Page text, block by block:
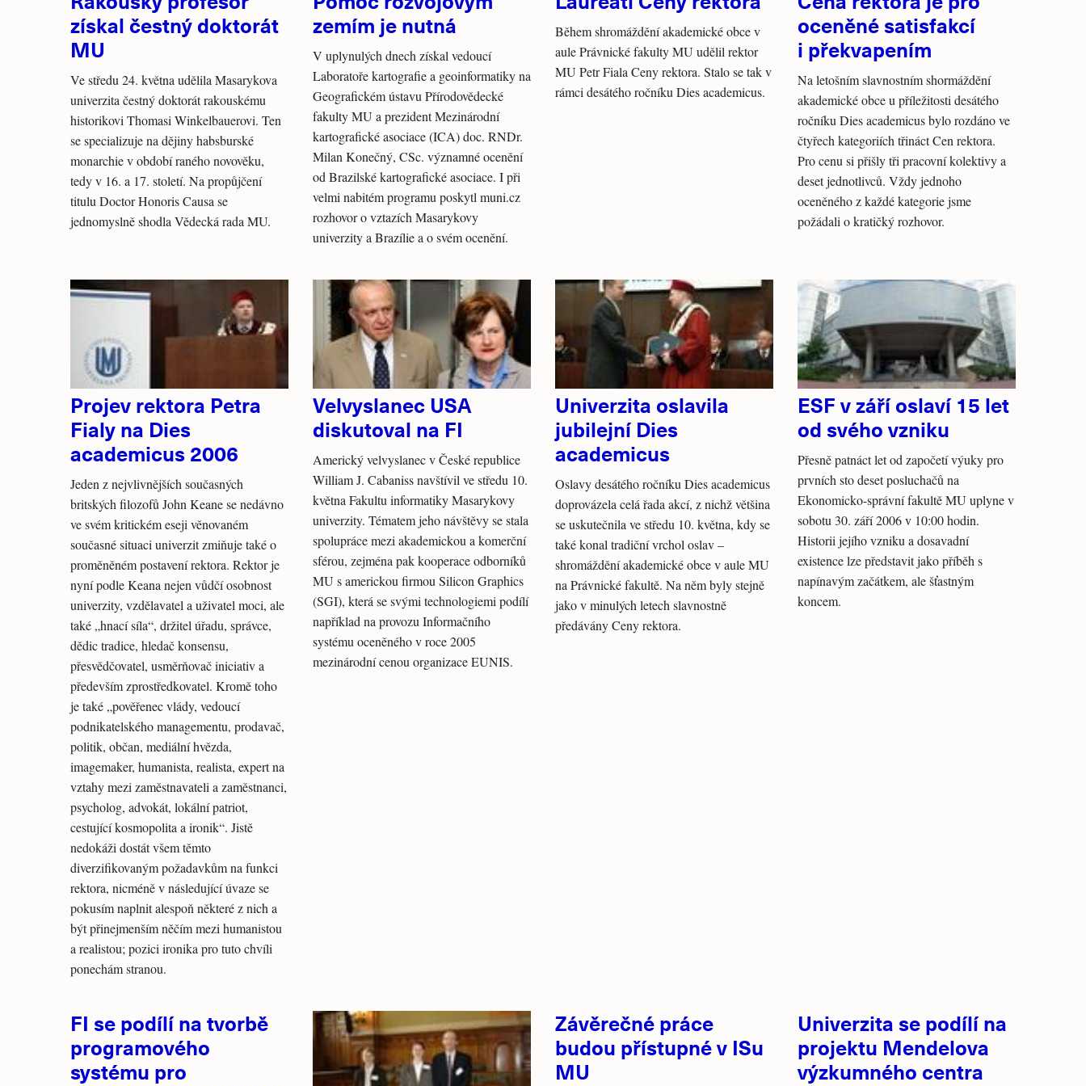
získal čestný doktorát
MU
Ve středu 24. května udělila Masarykova
univerzita čestný doktorát rakouskému
historikovi Thomasi Winkelbauerovi. Ten
se specializuje na dějiny habsburské
monarchie v období raného novověku,
tedy v 16. a 17. století. Na propůjčení
titulu Doctor Honoris Causa se
jednomyslně shodla Vědecká rada MU.
zemím je nutná
V uplynulých dnech získal vedoucí
Laboratoře kartografie a geoinformatiky na
Geografickém ústavu Přírodovědecké
fakulty MU a prezident Mezinárodní
kartografické asociace (ICA) doc. RNDr.
Milan Konečný, CSc. významné ocenění
od Brazilské kartografické asociace. I při
velmi nabitém programu poskytl muni.cz
rozhovor o vztazích Masarykovy
univerzity a Brazílie a o svém ocenění.
Během shromáždění akademické obce v
aule Právnické fakulty MU udělil rektor
MU Petr Fiala Ceny rektora. Stalo se tak v
rámci desátého ročníku Dies academicus.
oceněné satisfakcí
i překvapením
Na letošním slavnostním shormáždění
akademické obce u příležitosti desátého
ročníku Dies academicus bylo rozdáno ve
čtyřech kategoriích třináct Cen rektora.
Pro cenu si přišly tři pracovní kolektivy a
deset jednotlivců. Vždy jednoho
oceněného z každé kategorie jsme
požádali o kratičký rozhovor.
Projev rektora Petra
Fialy na Dies
academicus 2006
Jeden z nejvlivnějších současných
britských filozofů John Keane se nedávno
ve svém kritickém eseji věnovaném
současné situaci univerzit zmiňuje také o
proměněném postavení rektora. Rektor je
nyní podle Keana nejen vůdčí osobnost
univerzity, vzdělavatel a uživatel moci, ale
také „hnací síla“, držitel úřadu, správce,
dědic tradice, hledač konsensu,
přesvědčovatel, usměrňovač iniciativ a
především zprostředkovatel. Kromě toho
je také „pověřenec vlády, vedoucí
podnikatelského managementu, prodavač,
politik, občan, mediální hvězda,
imagemaker, humanista, realista, expert na
vztahy mezi zaměstnavateli a zaměstnanci,
psycholog, advokát, lokální patriot,
cestující kosmopolita a ironik“. Jistě
nedokáži dostát všem těmto
diverzifikovaným požadavkům na funkci
rektora, nicméně v následující úvaze se
pokusím naplnit alespoň některé z nich a
být přinejmenším něčím mezi humanistou
a realistou; pozici ironika pro tuto chvíli
ponechám stranou.
Velvyslanec USA
diskutoval na FI
Americký velvyslanec v České republice
William J. Cabaniss navštívil ve středu 10.
května Fakultu informatiky Masarykovy
univerzity. Tématem jeho návštěvy se stala
spolupráce mezi akademickou a komerční
sférou, zejména pak kooperace odborníků
MU s americkou firmou Silicon Graphics
(SGI), která se svými technologiemi podílí
například na provozu Informačního
systému oceněného v roce 2005
mezinárodní cenou organizace EUNIS.
Univerzita oslavila
jubilejní Dies
academicus
Oslavy desátého ročníku Dies academicus
doprovázela celá řada akcí, z nichž většina
se uskutečnila ve středu 10. května, kdy se
také konal tradiční vrchol oslav –
shromáždění akademické obce v aule MU
na Právnické fakultě. Na něm byly stejně
jako v minulých letech slavnostně
předávány Ceny rektora.
ESF v září oslaví 15 let
od svého vzniku
Přesně patnáct let od započetí výuky pro
prvních sto deset posluchačů na
Ekonomicko-správní fakultě MU uplyne v
sobotu 30. září 2006 v 10:00 hodin.
Historii jejího vzniku a dosavadní
existence lze představit jako příběh s
napínavým začátkem, ale šťastným
koncem.
FI se podílí na tvorbě
programového
systému pro
Závěrečné práce
budou přístupné v ISu
MU
Univerzita se podílí na
projektu Mendelova
výzkumného centra